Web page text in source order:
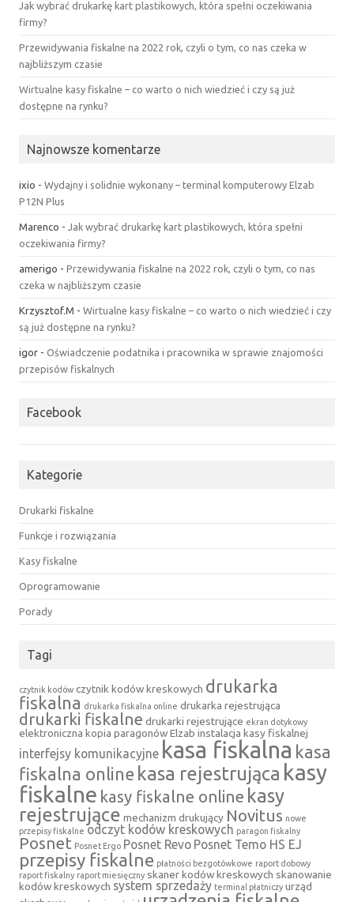
Jak wybrać drukarkę kart plastikowych, która spełni oczekiwania
firmy?
Przewidywania fiskalne na 2022 rok, czyli o tym, co nas czeka w
najbliższym czasie
Wirtualne kasy fiskalne – co warto o nich wiedzieć i czy są już
dostępne na rynku?
Najnowsze komentarze
ixio - Wydajny i solidnie wykonany – terminal komputerowy Elzab
P12N Plus
Marenco - Jak wybrać drukarkę kart plastikowych, która spełni
oczekiwania firmy?
amerigo - Przewidywania fiskalne na 2022 rok, czyli o tym, co nas
czeka w najbliższym czasie
Krzysztof.M - Wirtualne kasy fiskalne – co warto o nich wiedzieć i czy
są już dostępne na rynku?
igor - Oświadczenie podatnika i pracownika w sprawie znajomości
przepisów fiskalnych
Facebook
Kategorie
Drukarki fiskalne
Funkcje i rozwiązania
Kasy fiskalne
Oprogramowanie
Porady
Tagi
czytnik kodów czytnik kodów kreskowych drukarka
fiskalna drukarka fiskalna online drukarka rejestrująca
drukarki fiskalne drukarki rejestrujące ekran dotykowy
elektroniczna kopia paragonówElzab instalacja kasy fiskalnej
interfejsy komunikacyjne kasa fiskalna kasa
fiskalna online kasa rejestrująca kasy
fiskalne kasy fiskalne online kasy
rejestrujące mechanizm drukujący Novitus nowe
przepisy fiskalne odczyt kodów kreskowych paragon fiskalny
Posnet Posnet Ergo Posnet Revo Posnet Temo HS EJ
przepisy fiskalne płatności bezgotówkowe raport dobowy
raport fiskalny raport miesięczny skaner kodów kreskowych skanowanie
kodów kreskowych system sprzedaży terminal płatniczy urząd